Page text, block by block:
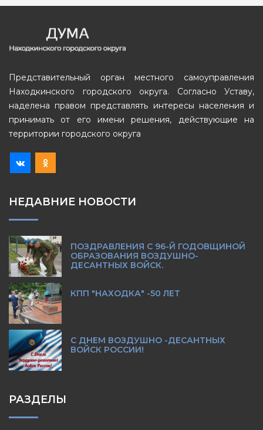
Представительный орган местного самоуправления
Находкинского городского округа. Согласно Уставу,
наделена правом представлять интересы населения и
принимать от его имени решения, действующие на
территории городского округа
НЕДАВНИЕ НОВОСТИ
ПОЗДРАВЛЕНИЯ С 96-Й ГОДОВЩИНОЙ
ОБРАЗОВАНИЯ ВОЗДУШНО-
ДЕСАНТНЫХ ВОЙСК.
КПП "НАХОДКА" -50 ЛЕТ
С ДНЕМ ВОЗДУШНО -ДЕСАНТНЫХ
ВОЙСК РОССИИ!
РАЗДЕЛЫ